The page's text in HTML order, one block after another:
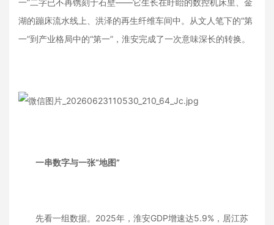
湖的蹦床流水线上、洪泽的再生纤维车间中。从文人笔下的“第
一”到产业格局中的“第一”，淮安完成了一次意味深长的转换。
一串数字与一张“地图”
先看一组数据。2025年，淮安GDP增速达5.9%，居江苏